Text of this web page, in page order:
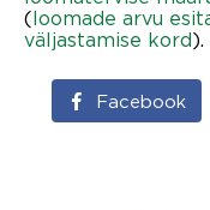
(loomade arvu
väljastamise kord).
Facebook